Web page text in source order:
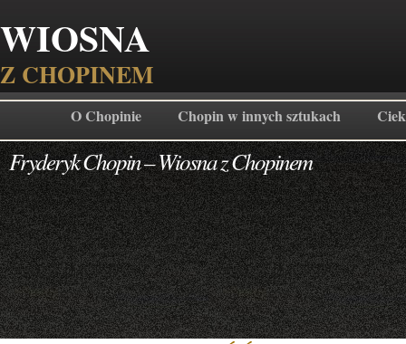
WIOSNA
Z CHOPINEM
O Chopinie Chopin w innych sztukach
Fryderyk Chopin – Wiosna z Chopinem